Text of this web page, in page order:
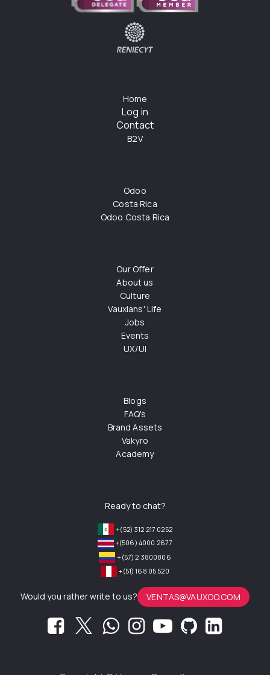
Home
Log in
Contact
B2V
Odoo
Costa Rica
Odoo Costa Rica
Our Offer
About us
Culture
Vauxians' Life
Jobs
Events
UX/UI
Blogs
FAQ's
Brand Assets
Vakyro
Academy
Ready to chat?
+(52) 312 217 0252
+(506) 4000 2677
+(57) 2 3800806
+(51) 168 05 520
Would you rather write to us? VENTAS@VAUXOO.COM